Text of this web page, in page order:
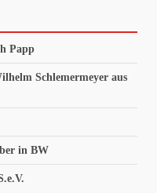
Papp
Schlemermeyer aus
in BW